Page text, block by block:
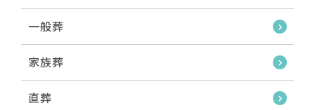
一般葬
家族葬
直葬